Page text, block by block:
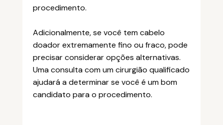
procedimento.
Adicionalmente, se você tem cabelo
doador extremamente fino ou fraco, pode
precisar considerar opções alternativas.
Uma consulta com um cirurgião qualificado
ajudará a determinar se você é um bom
candidato para o procedimento.